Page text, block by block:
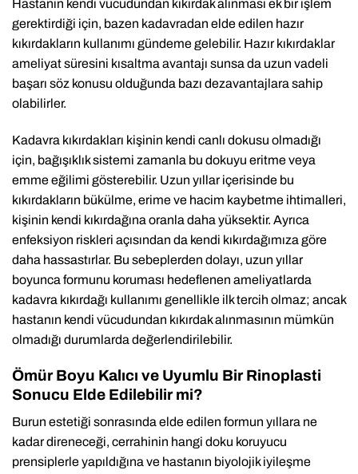
Hastanın kendi vücudundan kıkırdak alınması ek bir işlem
gerektirdiği için, bazen kadavradan elde edilen hazır
kıkırdakların kullanımı gündeme gelebilir. Hazır kıkırdaklar
ameliyat süresini kısaltma avantajı sunsa da uzun vadeli
başarı söz konusu olduğunda bazı dezavantajlara sahip
olabilirler.
Kadavra kıkırdakları kişinin kendi canlı dokusu olmadığı
için, bağışıklık sistemi zamanla bu dokuyu eritme veya
emme eğilimi gösterebilir. Uzun yıllar içerisinde bu
kıkırdakların bükülme, erime ve hacim kaybetme ihtimalleri,
kişinin kendi kıkırdağına oranla daha yüksektir. Ayrıca
enfeksiyon riskleri açısından da kendi kıkırdağımıza göre
daha hassastırlar. Bu sebeplerden dolayı, uzun yıllar
boyunca formunu koruması hedeflenen ameliyatlarda
kadavra kıkırdağı kullanımı genellikle ilk tercih olmaz; ancak
hastanın kendi vücudundan kıkırdak alınmasının mümkün
olmadığı durumlarda değerlendirilebilir.
Ömür Boyu Kalıcı ve Uyumlu Bir Rinoplasti
Sonucu Elde Edilebilir mi?
Burun estetiği sonrasında elde edilen formun yıllara ne
kadar direneceği, cerrahinin hangi doku koruyucu
prensiplerle yapıldığına ve hastanın biyolojik iyileşme